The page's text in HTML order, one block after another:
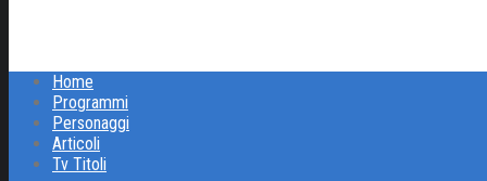
Home
Programmi
Personaggi
Articoli
Tv Titoli